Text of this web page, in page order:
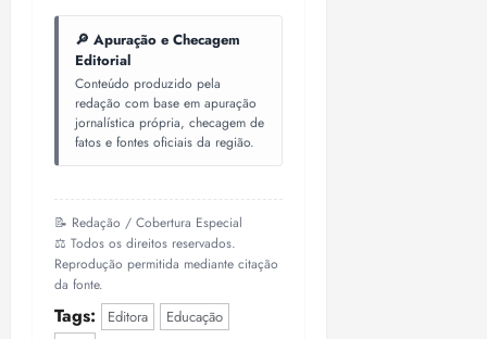
🔎 Apuração e Checagem
Editorial
Conteúdo produzido pela
redação com base em apuração
jornalística própria, checagem de
fatos e fontes oficiais da região.
📝 Redação / Cobertura Especial
⚖️ Todos os direitos reservados.
Reprodução permitida mediante citação
da fonte.
Tags: Editora
Educação